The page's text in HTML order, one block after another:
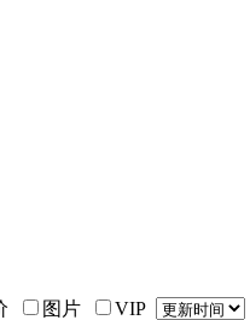
图片 VIP